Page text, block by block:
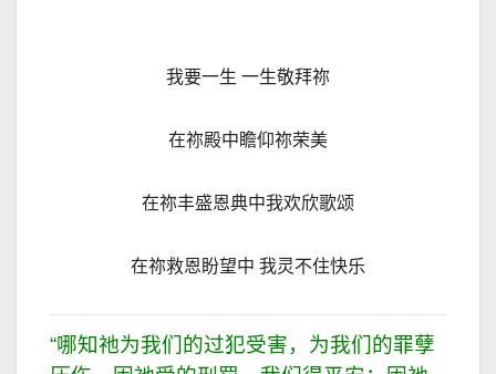
我要一生 一生敬拜祢
在祢殿中瞻仰祢荣美
在祢丰盛恩典中我欢欣歌颂
在祢救恩盼望中 我灵不住快乐
“哪知祂为我们的过犯受害，为我们的罪孽